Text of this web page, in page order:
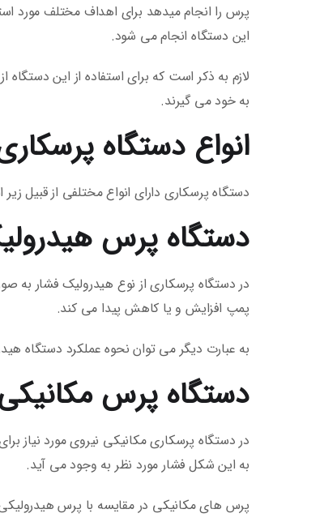
پرس را انجام میدهد برای اهداف مختلف مورد
این دستگاه انجام می شود.
لازم به ذکر است که برای استفاده از این
به خود می گیرند.
انواع دستگاه
دستگاه پرسکاری دارای انواع مختلفی از قبیل
دستگاه پرس
در دستگاه پرسکاری از نوع هیدرولیک فشار به
پمپ افزایش و یا کاهش پیدا می کند.
به عبارت دیگر می توان نحوه عملکرد دستگاه
دستگاه پرس
در دستگاه پرسکاری مکانیکی نیروی مورد
به این شکل فشار مورد نظر به وجود می آید.
پرس های مکانیکی در مقایسه با پرس